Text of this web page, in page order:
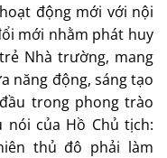
động mới với nội
mới nhằm phát huy
Nhà trường, mang
năng động, sáng tạo
trong phong trào
của Hồ Chủ tịch:
thủ đô phải làm